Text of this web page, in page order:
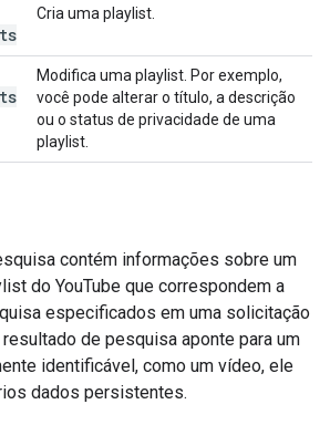
Cria uma playlist.
Modifica uma playlist. Por exemplo,
você pode alterar o título, a descrição
ou o status de privacidade de uma
playlist.
contém informações sobre um
do YouTube que correspondem a
especificados em uma solicitação
de pesquisa aponte para um
identificável, como um vídeo, ele
dados persistentes.